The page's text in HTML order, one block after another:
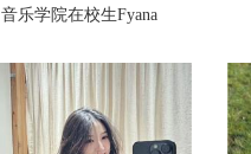
音乐学院在校生Fyana